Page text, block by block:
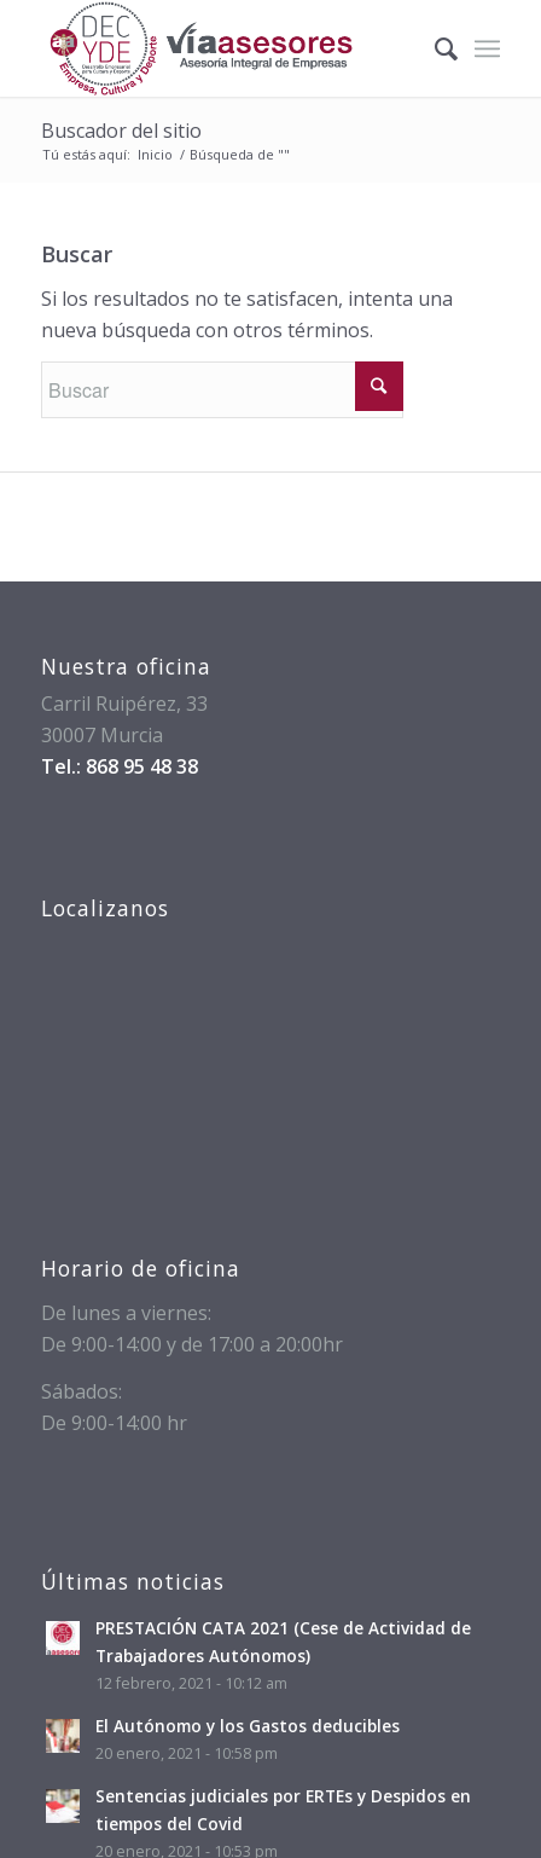
Buscador del sitio
Tú estás aquí: Inicio / Búsqueda de ""
Buscar
Si los resultados no te satisfacen, intenta una
nueva búsqueda con otros términos.
Nuestra oficina
Carril Ruipérez, 33
30007 Murcia
Tel.: 868 95 48 38
Localizanos
Horario de oficina
De lunes a viernes:
De 9:00-14:00 y de 17:00 a 20:00hr
Sábados:
De 9:00-14:00 hr
Últimas noticias
PRESTACIÓN CATA 2021 (Cese de Actividad de
Trabajadores Autónomos)
12 febrero, 2021 - 10:12 am
El Autónomo y los Gastos deducibles
20 enero, 2021 - 10:58 pm
Sentencias judiciales por ERTEs y Despidos en
tiempos del Covid
20 enero, 2021 - 10:53 pm